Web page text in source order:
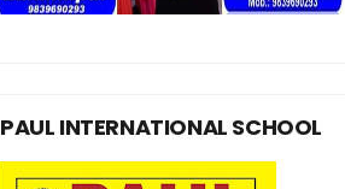
PAUL INTERNATIONAL SCHOOL